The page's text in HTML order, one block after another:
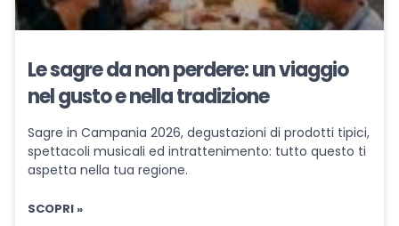
Le sagre da non perdere: un viaggio
nel gusto e nella tradizione
Sagre in Campania 2026, degustazioni di prodotti tipici,
spettacoli musicali ed intrattenimento: tutto questo ti
aspetta nella tua regione.
SCOPRI »